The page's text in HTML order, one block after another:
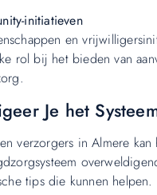
initiatieven
en
rol bij het bieden van
Je het
verzorgers in Almere kan
tips die kunnen helpen.